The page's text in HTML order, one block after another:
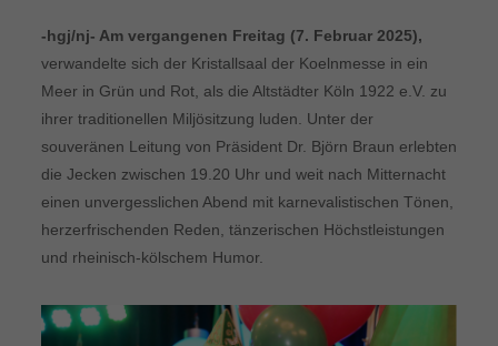
-hgj/nj- Am vergangenen Freitag (7. Februar 2025),
verwandelte sich der Kristallsaal der Koelnmesse in ein
Meer in Grün und Rot, als die Altstädter Köln 1922 e.V. zu
ihrer traditionellen Miljösitzung luden. Unter der
souveränen Leitung von Präsident Dr. Björn Braun erlebten
die Jecken zwischen 19.20 Uhr und weit nach Mitternacht
einen unvergesslichen Abend mit karnevalistischen Tönen,
herzerfrischenden Reden, tänzerischen Höchstleistungen
und rheinisch-kölschem Humor.